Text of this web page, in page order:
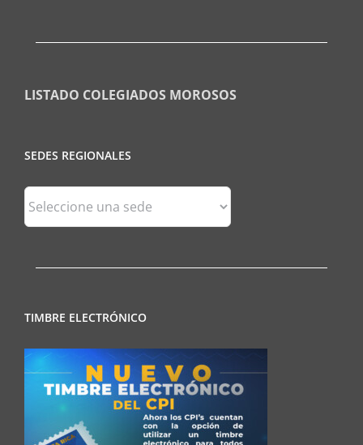
LISTADO COLEGIADOS MOROSOS
SEDES REGIONALES
Sedes
Regionales
TIMBRE ELECTRÓNICO